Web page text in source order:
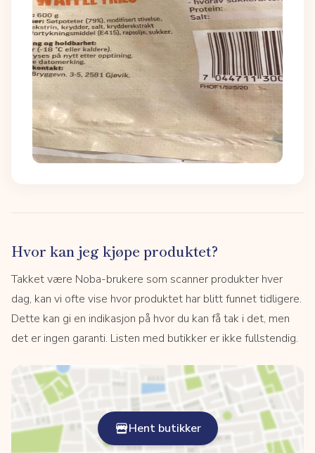
Hvor kan jeg kjøpe produktet?
Takket være Noba-brukere som scanner produkter hver
dag, kan vi ofte vise hvor produktet har blitt funnet tidligere.
Dette kan gi en indikasjon på hvor du kan få tak i det, men
det er ingen garanti. Listen med butikker er ikke fullstendig.
Hent butikker